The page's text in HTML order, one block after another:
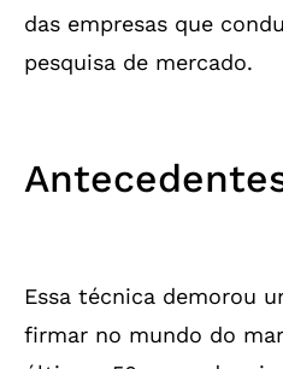
das empresas que
pesquisa de mercado.
Essa técnica demorou
firmar no mundo do